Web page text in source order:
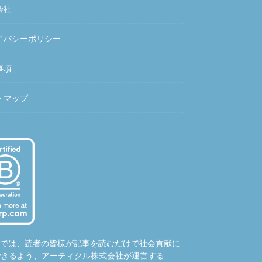
社
バシーポリシー
項
マップ
は、読者の皆様が記事を読むだけで社会貢献に
るよう、アーティクル株式会社が運営する